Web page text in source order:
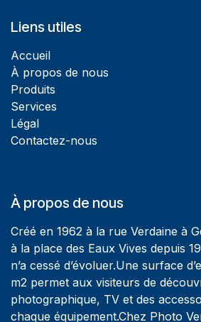
Liens utiles
Accueil
À propos de nous
Produits
Services
Légal
Contactez-nous
À propos de nous
Créé en 1962 à la rue Verdaine à
à la place des Eaux Vives depuis
n’a cessé d’évoluer.Une surface
m2 permet aux visiteurs de
photographique, TV et des
chaque équipement.Chez Photo